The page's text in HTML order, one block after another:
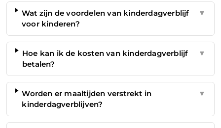
Wat zijn de voordelen van kinderdagverblijf
voor kinderen?
▼
Hoe kan ik de kosten van kinderdagverblijf
betalen?
▼
Worden er maaltijden verstrekt in
kinderdagverblijven?
▼